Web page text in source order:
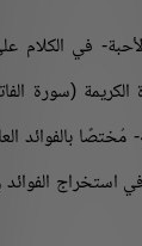
في الكلام
(سورة
بالفوائد
استخراج الفوائد